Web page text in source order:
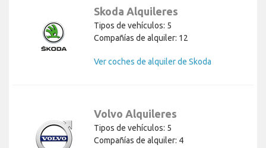
Skoda Alquileres
Tipos de vehículos: 5
Compañías de alquiler: 12
Ver coches de alquiler de Skoda
Volvo Alquileres
Tipos de vehículos: 5
Compañías de alquiler: 4